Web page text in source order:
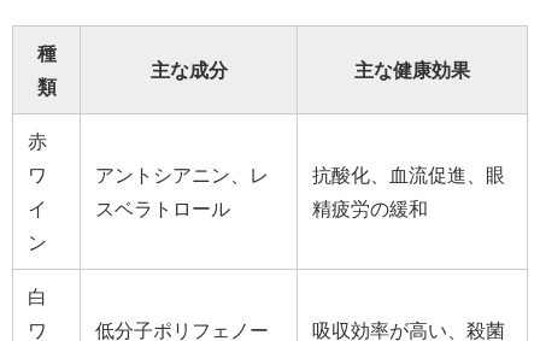
種
類
主な成分 主な健康効果
赤
ワ
イ
ン
アントシアニン、レ
スベラトロール
抗酸化、血流促進、眼
精疲労の緩和
白
ワ
低分子ポリフェノー
吸収効率が高い、殺菌